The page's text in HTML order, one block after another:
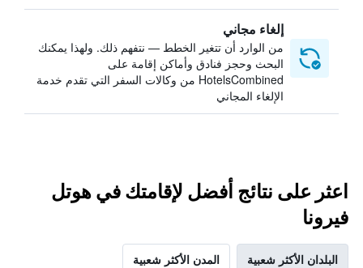
إلغاء مجاني
من الوارد أن تتغير الخطط — نتفهم ذلك. ولهذا يمكنك
البحث وحجز فنادق وأماكن إقامة على
HotelsCombined من وكالات السفر التي تقدم خدمة
الإلغاء المجاني
اعثر على نتائج أفضل لإقامتك في هوتل
فيرونا
البلدان الأكثر شعبية المدن الأكثر شعبية